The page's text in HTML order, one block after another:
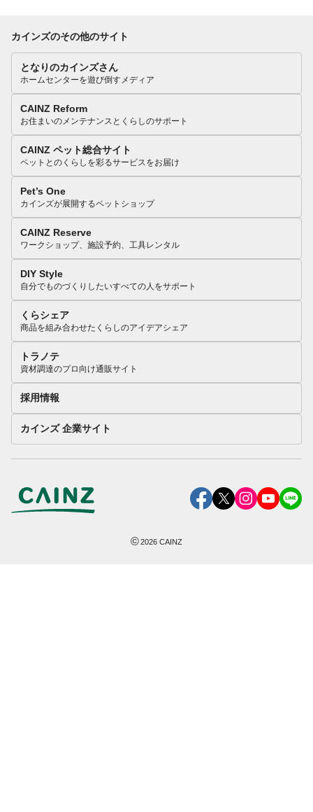
カインズのその他のサイト
となりのカインズさん
ホームセンターを遊び倒すメディア
CAINZ Reform
お住まいのメンテナンスとくらしのサポート
CAINZ ペット総合サイト
ペットとのくらしを彩るサービスをお届け
Pet’s One
カインズが展開するペットショップ
CAINZ Reserve
ワークショップ、施設予約、工具レンタル
DIY Style
自分でものづくりしたいすべての人をサポート
くらシェア
商品を組み合わせたくらしのアイデアシェア
トラノテ
資材調達のプロ向け通販サイト
採用情報
カインズ 企業サイト
©2026 CAINZ